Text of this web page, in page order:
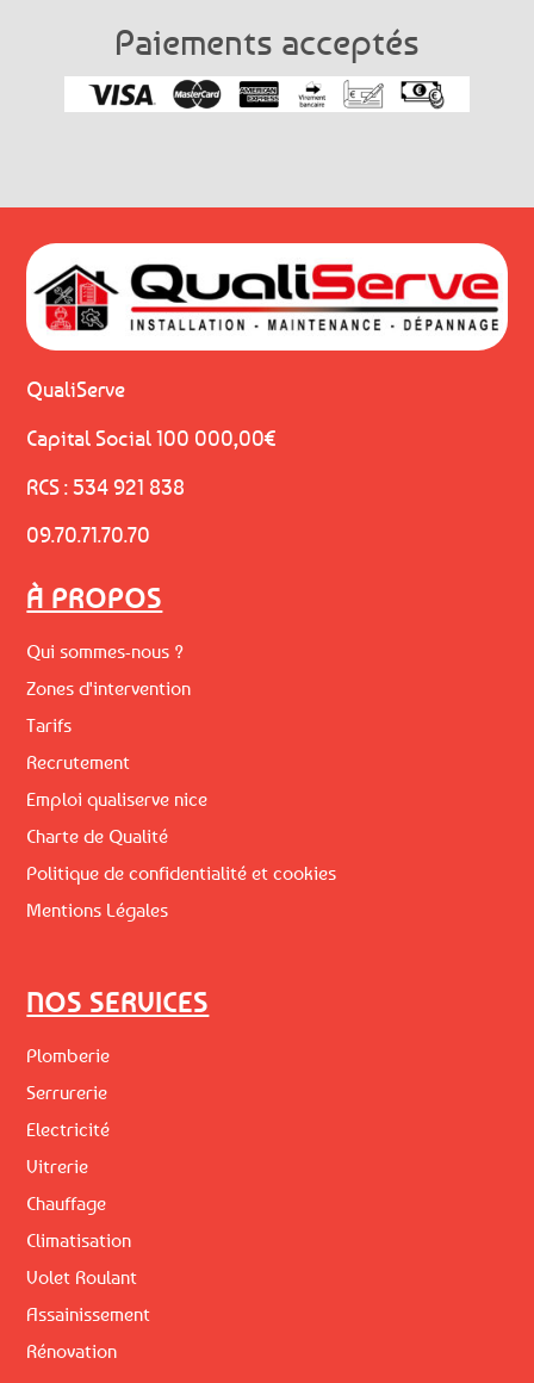
Paiements acceptés
QualiServe
Capital Social 100 000,00€
RCS : 534 921 838
09.70.71.70.70
À PROPOS
Qui sommes-nous ?
Zones d'intervention
Tarifs
Recrutement
Emploi qualiserve nice
Charte de Qualité
Politique de confidentialité et cookies
Mentions Légales
NOS SERVICES
Plomberie
Serrurerie
Electricité
Vitrerie
Chauffage
Climatisation
Volet Roulant
Assainissement
Rénovation